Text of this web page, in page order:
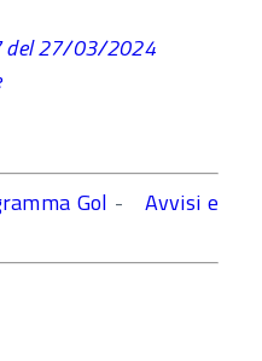
del 27/03/2024
Gol - Avvisi e